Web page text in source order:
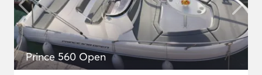
Prince 560 Open